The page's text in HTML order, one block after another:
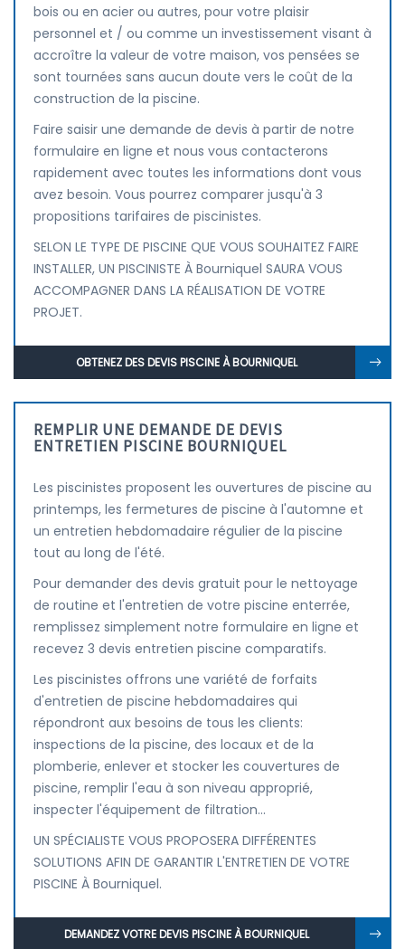
bois ou en acier ou autres, pour votre plaisir
personnel et / ou comme un investissement visant à
accroître la valeur de votre maison, vos pensées se
sont tournées sans aucun doute vers le coût de la
construction de la piscine.
Faire saisir une demande de devis à partir de notre
formulaire en ligne et nous vous contacterons
rapidement avec toutes les informations dont vous
avez besoin. Vous pourrez comparer jusqu'à 3
propositions tarifaires de piscinistes.
SELON LE TYPE DE PISCINE QUE VOUS SOUHAITEZ FAIRE
INSTALLER, UN PISCINISTE À Bourniquel SAURA VOUS
ACCOMPAGNER DANS LA RÉALISATION DE VOTRE
PROJET.
OBTENEZ DES DEVIS PISCINE À BOURNIQUEL
REMPLIR UNE DEMANDE DE DEVIS
ENTRETIEN PISCINE BOURNIQUEL
Les piscinistes proposent les ouvertures de piscine au
printemps, les fermetures de piscine à l'automne et
un entretien hebdomadaire régulier de la piscine
tout au long de l'été.
Pour demander des devis gratuit pour le nettoyage
de routine et l'entretien de votre piscine enterrée,
remplissez simplement notre formulaire en ligne et
recevez 3 devis entretien piscine comparatifs.
Les piscinistes offrons une variété de forfaits
d'entretien de piscine hebdomadaires qui
répondront aux besoins de tous les clients:
inspections de la piscine, des locaux et de la
plomberie, enlever et stocker les couvertures de
piscine, remplir l'eau à son niveau approprié,
inspecter l'équipement de filtration...
UN SPÉCIALISTE VOUS PROPOSERA DIFFÉRENTES
SOLUTIONS AFIN DE GARANTIR L'ENTRETIEN DE VOTRE
PISCINE À Bourniquel.
DEMANDEZ VOTRE DEVIS PISCINE À BOURNIQUEL